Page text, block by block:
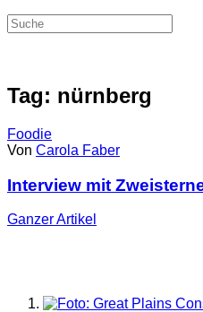
Tag: nürnberg
Foodie
Von Carola Faber
Interview mit
GanzerArtikel